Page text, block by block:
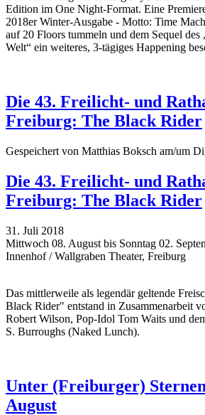
Edition im One Night-Format. Eine
2018er Winter-Ausgabe - Motto: Time
auf 20 Floors tummeln und dem Sequel des
Welt“ ein weiteres, 3-tägiges Happening
Die 43. Freilicht- und
Freiburg: The Black Rider
Gespeichert von Matthias Boksch am/um
Die 43. Freilicht- und
Freiburg: The Black Rider
31. Juli 2018
Mittwoch 08. August bis Sonntag 02.
Innenhof / Wallgraben Theater, Freiburg
Das mittlerweile als legendär geltende
Black Rider" entstand in Zusammenarbeit
Robert Wilson, Pop-Idol Tom Waits und
S. Burroughs (Naked Lunch).
Unter (Freiburger)
August